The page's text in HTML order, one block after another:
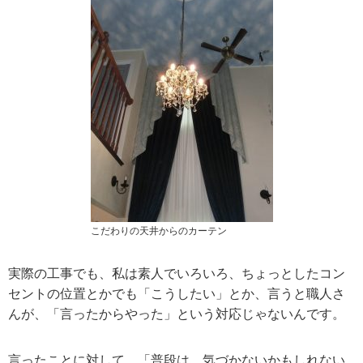
こだわりの天井からのカーテン
実際の工事でも、私は素人でいろいろ、ちょっとしたコン
セントの位置とかでも「こうしたい」とか、言うと職人さ
んが、「言ったからやった」という対応じゃないんです。
言ったことに対して、「普段は、気づかないかもしれない